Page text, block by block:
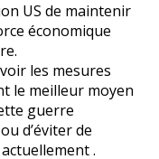
US de maintenir
économique
les mesures
le meilleur moyen
guerre
d’éviter de
.